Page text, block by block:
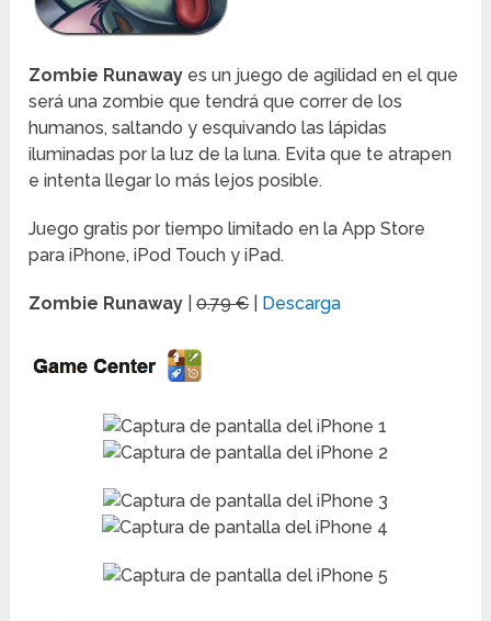
Zombie Runaway es un juego de agilidad en el que
será una zombie que tendrá que correr de los
humanos, saltando y esquivando las lápidas
iluminadas por la luz de la luna. Evita que te atrapen
e intenta llegar lo más lejos posible.
Juego gratis por tiempo limitado en la App Store
para iPhone, iPod Touch y iPad.
Zombie Runaway |0.79 € Descarga